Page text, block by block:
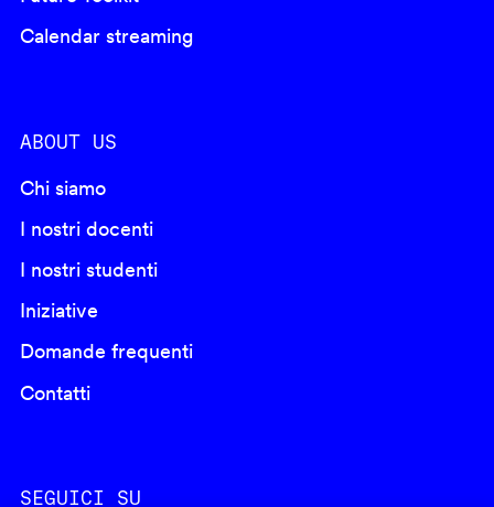
Calendar streaming
ABOUT US
Chi siamo
I nostri docenti
I nostri studenti
Iniziative
Domande frequenti
Contatti
SEGUICI SU